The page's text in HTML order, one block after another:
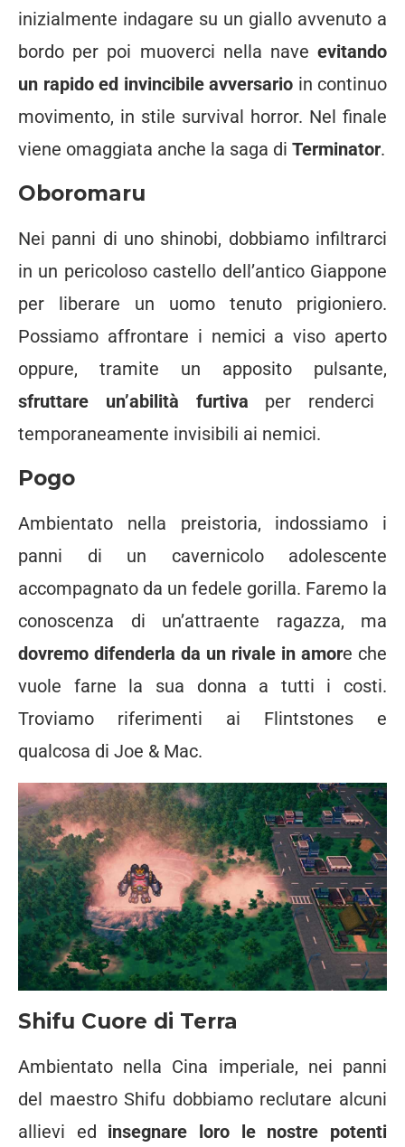
inizialmente indagare su un giallo avvenuto a
bordo per poi muoverci nella nave evitando
un rapido ed invincibile avversario in continuo
movimento, in stile survival horror. Nel finale
viene omaggiata anche la saga di Terminator.
Oboromaru
Nei panni di uno shinobi, dobbiamo infiltrarci
in un pericoloso castello dell’antico Giappone
per liberare un uomo tenuto prigioniero.
Possiamo affrontare i nemici a viso aperto
oppure, tramite un apposito pulsante,
sfruttare un’abilità furtiva per renderci
temporaneamente invisibili ai nemici.
Pogo
Ambientato nella preistoria, indossiamo i
panni di un cavernicolo adolescente
accompagnato da un fedele gorilla. Faremo la
conoscenza di un’attraente ragazza, ma
dovremo difenderla da un rivale in amore che
vuole farne la sua donna a tutti i costi.
Troviamo riferimenti ai Flintstones e
qualcosa di Joe & Mac.
Shifu Cuore di Terra
Ambientato nella Cina imperiale, nei panni
del maestro Shifu dobbiamo reclutare alcuni
allievi ed insegnare loro le nostre potenti